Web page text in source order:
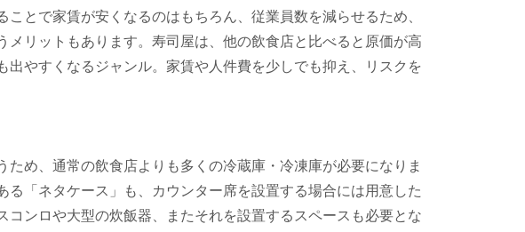
ことで家賃が安くなるのはもちろん、従業員数を減らせるため、
メリットもあります。寿司屋は、他の飲食店と比べると原価が高
出やすくなるジャンル。家賃や人件費を少しでも抑え、リスクを
ため、通常の飲食店よりも多くの冷蔵庫・冷凍庫が必要になりま
る「ネタケース」も、カウンター席を設置する場合には用意した
コンロや大型の炊飯器、またそれを設置するスペースも必要とな